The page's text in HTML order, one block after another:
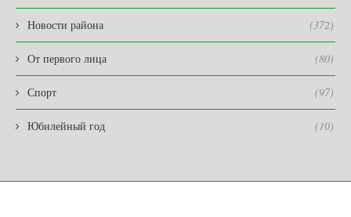
Новости района (372)
От первого лица (80)
Спорт (97)
Юбилейный год (10)